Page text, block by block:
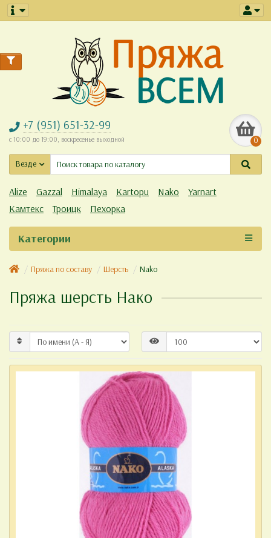
+7 (951) 651-32-99
с 10:00 до 19:00, воскресенье выходной 0
Везде
Alize Gazzal Himalaya Kartopu Nako
Yarnart
Камтекс
Троицк Пехорка
Категории
Пряжа по составу Шерсть Nako
Пряжа шерсть Нако